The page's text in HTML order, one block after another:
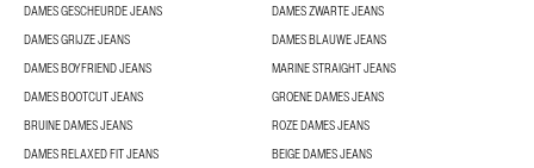
DAMES GESCHEURDE JEANS
DAMES ZWARTE JEANS
DAMES GRIJZE JEANS
DAMES BLAUWE JEANS
DAMES BOYFRIEND JEANS
MARINE STRAIGHT JEANS
DAMES BOOTCUT JEANS
GROENE DAMES JEANS
BRUINE DAMES JEANS
ROZE DAMES JEANS
DAMES RELAXED FIT JEANS
BEIGE DAMES JEANS